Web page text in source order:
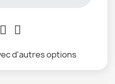
d'autres options